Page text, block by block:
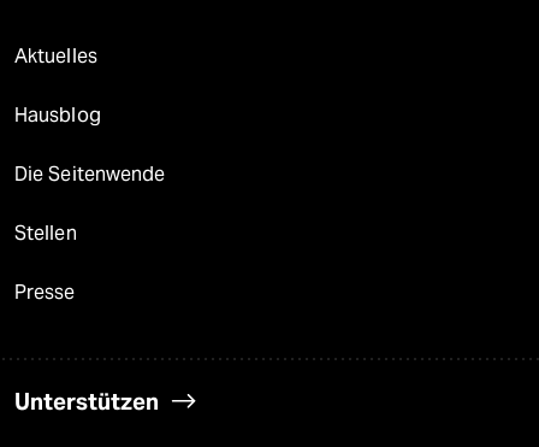
Aktuelles
Hausblog
Die Seitenwende
Stellen
Presse
Unterstützen